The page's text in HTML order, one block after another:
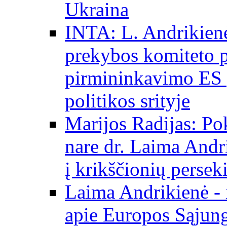
Ukraina
INTA: L.
prekybos komiteto
pirmininkavimo ES
politikos srityje
Marijos Radijas:
nare dr. Laima
į krikščionių
Laima Andrikienė -
apie Europos